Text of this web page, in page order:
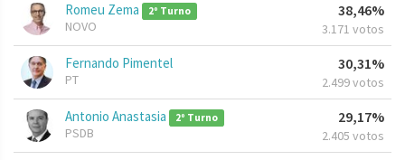
Romeu Zema 2º Turno
NOVO
38,46%
3.171 votos
Fernando Pimentel
PT
30,31%
2.499 votos
Antonio Anastasia 2º Turno
PSDB
29,17%
2.405 votos